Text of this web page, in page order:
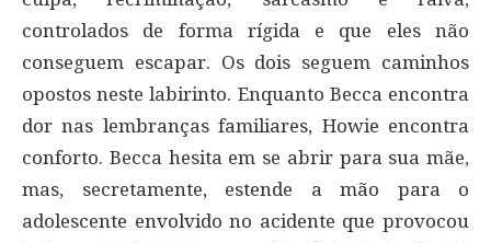
controlados de forma rígida e que eles não
conseguem escapar. Os dois seguem caminhos
opostos neste labirinto. Enquanto Becca encontra
dor nas lembranças familiares, Howie encontra
conforto. Becca hesita em se abrir para sua mãe,
mas, secretamente, estende a mão para o
adolescente envolvido no acidente que provocou